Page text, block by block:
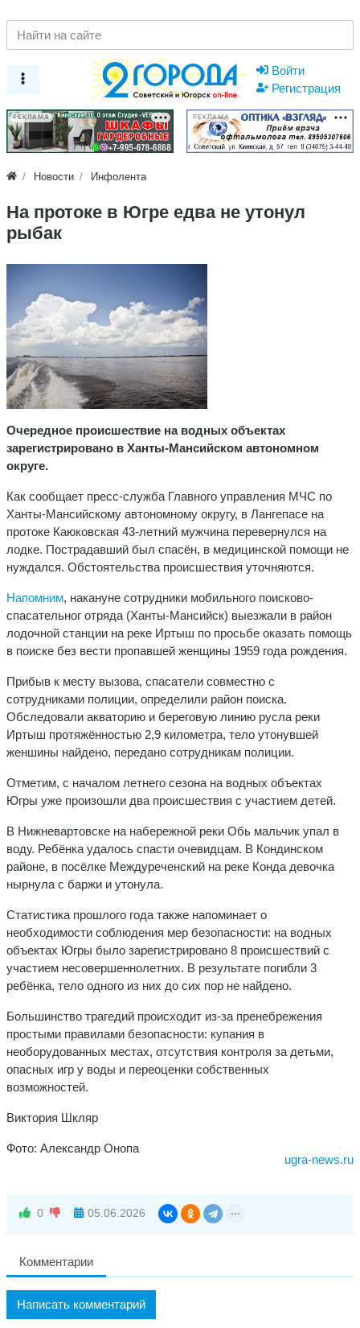
Войти
Регистрация
РЕКЛАМА РЕКЛАМА
Новости Инфолента
На протоке в Югре едва не утонул
рыбак
Очередное происшествие на водных объектах
зарегистрировано в Ханты-Мансийском автономном
округе.
Как сообщает пресс-служба Главного управления МЧС по
Ханты-Мансийскому автономному округу, в Лангепасе на
протоке Каюковская 43-летний мужчина перевернулся на
лодке. Пострадавший был спасён, в медицинской помощи не
нуждался. Обстоятельства происшествия уточняются.
Напомним, накануне сотрудники мобильного поисково-
спасательног отряда (Ханты-Мансийск) выезжали в район
лодочной станции на реке Иртыш по просьбе оказать помощь
в поиске без вести пропавшей женщины 1959 года рождения.
Прибыв к месту вызова, спасатели совместно с
сотрудниками полиции, определили район поиска.
Обследовали акваторию и береговую линию русла реки
Иртыш протяжённостью 2,9 километра, тело утонувшей
женшины найдено, передано сотрудникам полиции.
Отметим, с началом летнего сезона на водных объектах
Югры уже произошли два происшествия с участием детей.
В Нижневартовске на набережной реки Обь мальчик упал в
воду. Ребёнка удалось спасти очевидцам. В Кондинском
районе, в посёлке Междуреченский на реке Конда девочка
нырнула с баржи и утонула.
Статистика прошлого года также напоминает о
необходимости соблюдения мер безопасности: на водных
объектах Югры было зарегистрировано 8 происшествий с
участием несовершеннолетних. В результате погибли 3
ребёнка, тело одного из них до сих пор не найдено.
Большинство трагедий происходит из-за пренебрежения
простыми правилами безопасности: купания в
необорудованных местах, отсутствия контроля за детьми,
опасных игр у воды и переоценки собственных
возможностей.
Виктория Шкляр
Фото: Александр Онопа
ugra-news.ru
0 05.06.2026
Комментарии
Написать комментарий